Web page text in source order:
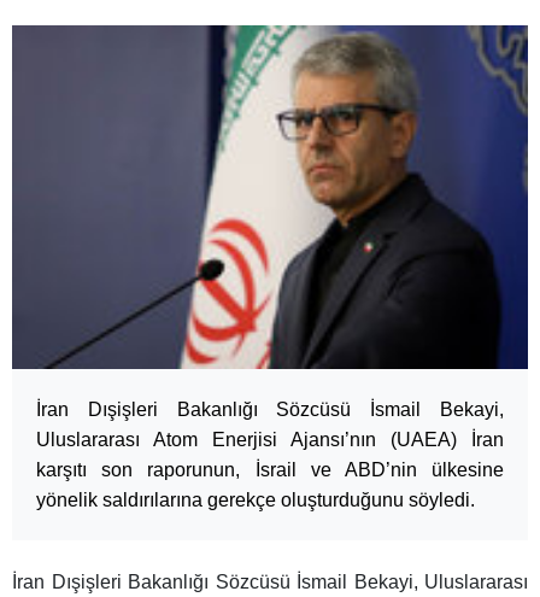
İran Dışişleri Bakanlığı Sözcüsü İsmail Bekayi,
Uluslararası Atom Enerjisi Ajansı’nın (UAEA) İran
karşıtı son raporunun, İsrail ve ABD’nin ülkesine
yönelik saldırılarına gerekçe oluşturduğunu söyledi.
İran Dışişleri Bakanlığı Sözcüsü İsmail Bekayi, Uluslararası